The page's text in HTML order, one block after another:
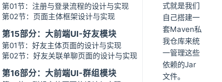
第01节：注册与登录流程的设计与实现
第02节：页面主体框架设计与实现
第15部分：大前端UI-好友模块
第01节：好友主体页面的设计与实现
第02节：好友关联单聊页面的设计与实现
第16部分：大前端UI-群组模块
式就是我们
自己搭建一
套Maven私
我仓库来统
一管理这些
依赖的Jar
文件。